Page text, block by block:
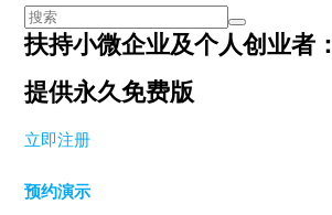
扶持小微企业及个人创业者：
提供永久免费版
立即注册
预约演示